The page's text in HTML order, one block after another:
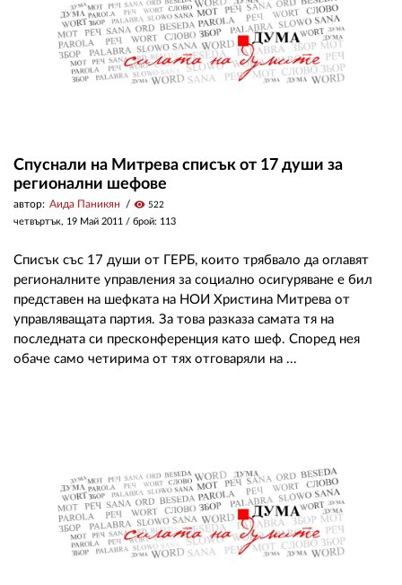
Спуснали на Митрева списък от 17 души за
регионални шефове
автор: Аида Паникян visibility 522
четвъртък, 19 Май 2011 / брой: 113
Списък със 17 души от ГЕРБ, които трябвало да оглавят
регионалните управления за социално осигуряване е бил
представен на шефката на НОИ Христина Митрева от
управляващата партия. За това разказа самата тя на
последната си пресконференция като шеф. Според нея
обаче само четирима от тях отговаряли на ...